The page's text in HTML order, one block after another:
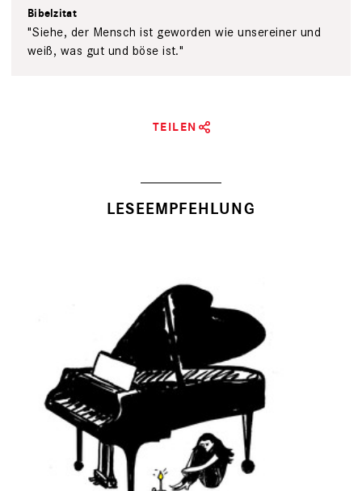
Bibelzitat
"Siehe, der Mensch ist geworden wie unsereiner und
weiß, was gut und böse ist."
TEILEN
LESEEMPFEHLUNG